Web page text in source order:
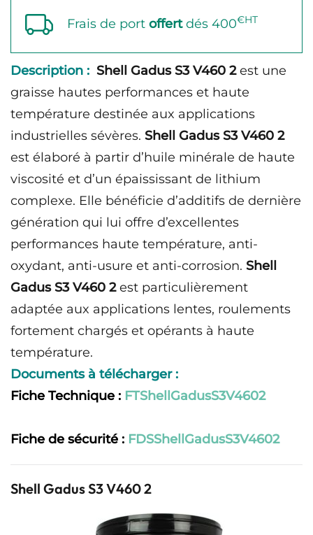
Frais de port offertdés 400€HT
Description : Shell Gadus S3 V460 2est une
graisse hautes performances et haute
température destinée aux applications
industrielles sévères. Shell Gadus S3 V460 2
est élaboré à partir d’huile minérale de haute
viscosité et d’un épaississant de lithium
complexe. Elle bénéficie d’additifs de dernière
génération qui lui offre d’excellentes
performances haute température, anti-
oxydant, anti-usure et anti-corrosion. Shell
Gadus S3 V460 2est particulièrement
adaptée aux applications lentes, roulements
fortement chargés et opérants à haute
température.
Documents à télécharger :
Fiche Technique : FTShellGadusS3V4602
Fiche de sécurité : FDSShellGadusS3V4602
Shell Gadus S3 V460 2